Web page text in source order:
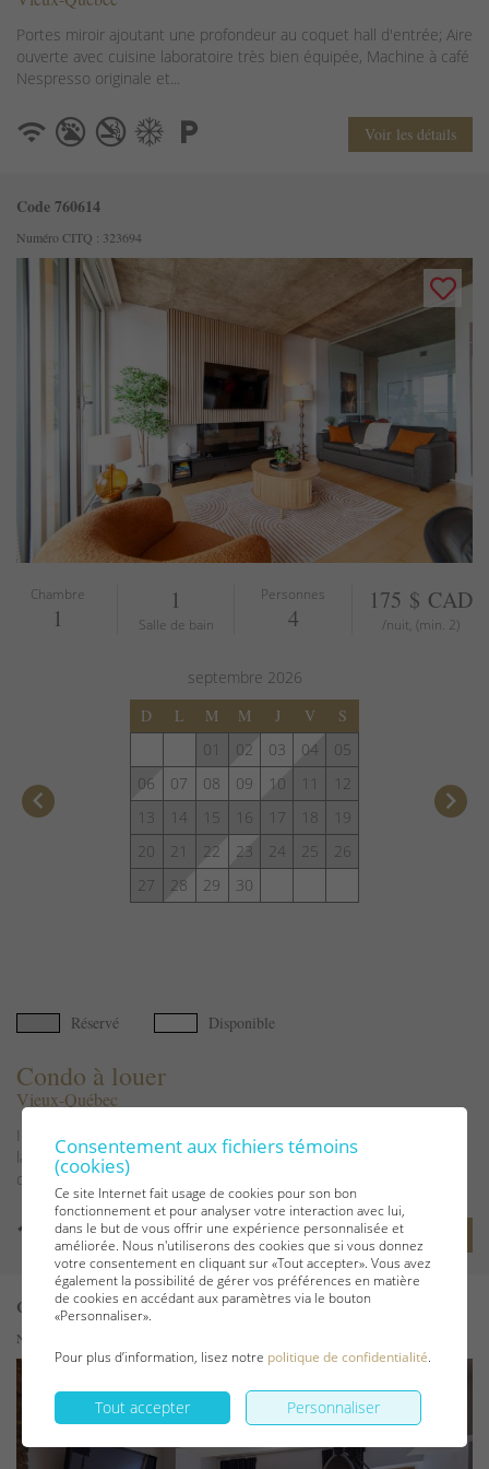
Portes miroir ajoutant une profondeur au coquet hall d'entrée; Aire
ouverte avec cuisine laboratoire très bien équipée, Machine à café
Nespresso originale et...
Voir les détails
Code 760614
Numéro CITQ : 323694
Chambre
1
1
Salle de bain
Personnes
4
175 $ CAD
/nuit, (min. 2)
keyboard_arrow_left
septembre 2026
D
L M M J V
S
01
02 03 04
05
06
07 08 09 10 11
12
13
14 15 16 17 18
19
20
21 22 23 24 25
26
27
28 29 30
keyboard_arrow_right
Réservé Disponible
Condo à louer
Vieux-Québec
Imaginez terminer votre journée devant une vue spectaculaire sur
la ville illuminée, un verre à la main, dans une ambiance
chaleureuse et apaisante.Découvrez ce condo...
Voir les détails
Code 1168
Numéro CITQ : 262474
Consentement aux fichiers témoins
(cookies)
Ce site Internet fait usage de cookies pour son bon
fonctionnement et pour analyser votre interaction avec lui,
dans le but de vous offrir une expérience personnalisée et
améliorée. Nous n'utiliserons des cookies que si vous donnez
votre consentement en cliquant sur «Tout accepter». Vous avez
également la possibilité de gérer vos préférences en matière
de cookies en accédant aux paramètres via le bouton
«Personnaliser».
Pour plus d’information, lisez notre politique de confidentialité.
Tout accepter Personnaliser